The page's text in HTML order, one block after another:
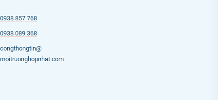
0938 857 768
0938 089 368
congthongtin@
moitruonghopnhat.com